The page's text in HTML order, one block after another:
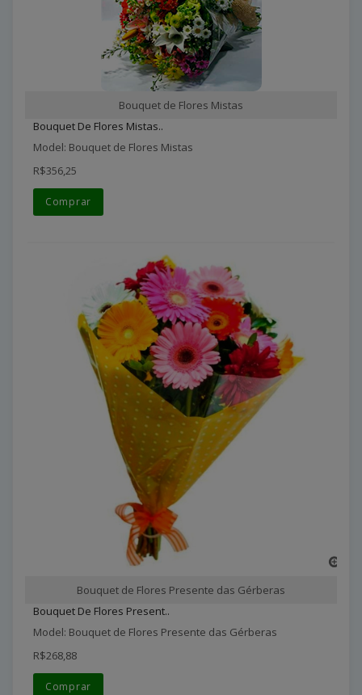
Bouquet de Flores Mistas
Bouquet De Flores Mistas..
Model: Bouquet de Flores Mistas
R$356,25
Comprar
Bouquet de Flores Presente das Gérberas
Bouquet De Flores Present..
Model: Bouquet de Flores Presente das Gérberas
R$268,88
Comprar